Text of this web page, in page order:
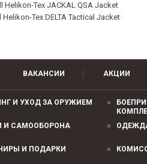
Helikon-Tex JACKAL QSA Jacket
Tex DELTA Tactical Jacket
ВАКАНСИИ АКЦИИ
И УХОД ЗА ОРУЖИЕМ
И САМООБОРОНА
И ПОДАРКИ